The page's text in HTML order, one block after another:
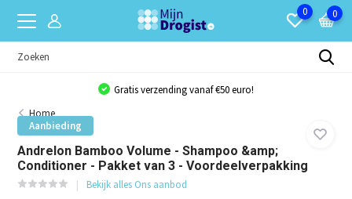
0 0
Gratis verzending vanaf €50 euro!
Home
Aanbieding
Andrelon Bamboo Volume - Shampoo &amp;
Conditioner - Pakket van 3 - Voordeelverpakking
Bekijk alles Ons aanbod